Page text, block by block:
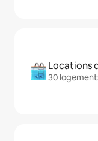
Locations
30